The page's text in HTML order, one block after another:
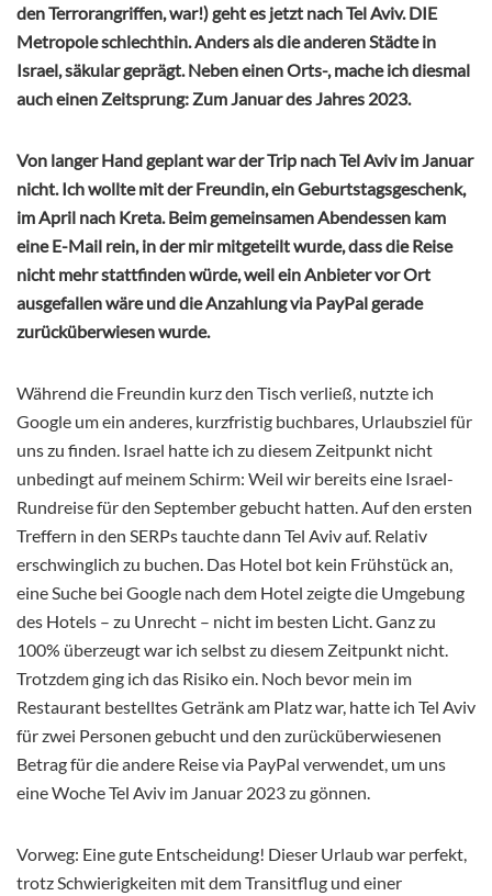
den Terrorangriffen, war!) geht es jetzt nach Tel Aviv. DIE
Metropole schlechthin. Anders als die anderen Städte in
Israel, säkular geprägt. Neben einen Orts-, mache ich diesmal
auch einen Zeitsprung: Zum Januar des Jahres 2023.
Von langer Hand geplant war der Trip nach Tel Aviv im Januar
nicht. Ich wollte mit der Freundin, ein Geburtstagsgeschenk,
im April nach Kreta. Beim gemeinsamen Abendessen kam
eine E-Mail rein, in der mir mitgeteilt wurde, dass die Reise
nicht mehr stattfinden würde, weil ein Anbieter vor Ort
ausgefallen wäre und die Anzahlung via PayPal gerade
zurücküberwiesen wurde.
Während die Freundin kurz den Tisch verließ, nutzte ich
Google um ein anderes, kurzfristig buchbares, Urlaubsziel für
uns zu finden. Israel hatte ich zu diesem Zeitpunkt nicht
unbedingt auf meinem Schirm: Weil wir bereits eine Israel-
Rundreise für den September gebucht hatten. Auf den ersten
Treffern in den SERPs tauchte dann Tel Aviv auf. Relativ
erschwinglich zu buchen. Das Hotel bot kein Frühstück an,
eine Suche bei Google nach dem Hotel zeigte die Umgebung
des Hotels – zu Unrecht – nicht im besten Licht. Ganz zu
100% überzeugt war ich selbst zu diesem Zeitpunkt nicht.
Trotzdem ging ich das Risiko ein. Noch bevor mein im
Restaurant bestelltes Getränk am Platz war, hatte ich Tel Aviv
für zwei Personen gebucht und den zurücküberwiesenen
Betrag für die andere Reise via PayPal verwendet, um uns
eine Woche Tel Aviv im Januar 2023 zu gönnen.
Vorweg: Eine gute Entscheidung! Dieser Urlaub war perfekt,
trotz Schwierigkeiten mit dem Transitflug und einer